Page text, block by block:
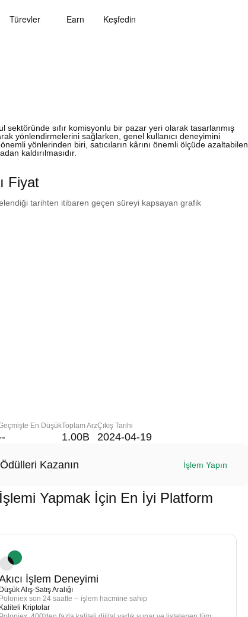
Türevler Earn Keşfedin
sıfır komisyonlu bir pazar yeri olarak tasarlanmış
yönlendirmelerini sağlarken, genel kullanıcı deneyimini
yönlerinden biri, satıcıların kârını önemli ölçüde azaltabilen
kaldırılmasıdır.
Fiyat
tarihten itibaren geçen süreyi kapsayan grafik
En DüşükToplam Arz
1.00B
Çıkış Tarihi
2024-04-19
Kazanın İşlem Yapın
Yapmak İçin En İyi Platform
İşlem Deneyimi
Düşük Alış-Satış Aralığı
Poloniex son 24 saatte -- işlem hacmine sahip
Kaliteli Kriptolar